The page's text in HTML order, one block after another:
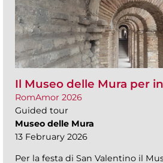
Il Museo delle Mura per
RomAmor 2026
Guided tour
Museo delle Mura
13 February 2026
Per la festa di San Valentino il